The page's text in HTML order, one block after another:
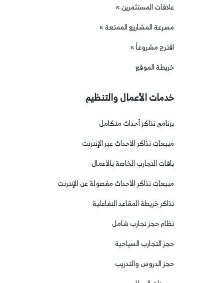
علاقات المستثمرين
مسرعة المشاريع الممتعة
اقترح مشروعاً
خريطة الموقع
خدمات الأعمال والتنظيم
برنامج تذاكر أحداث متكامل
مبيعات تذاكر الأحداث عبر الإنترنت
باقات التجارب الخاصة بالأعمال
مبيعات تذاكر الأحداث مفصولة عن الإنترنت
تذاكر خريطة المقاعد التفاعلية
نظام حجز تجارب شامل
حجز التجارب السياحية
حجز الدروس والتدريب